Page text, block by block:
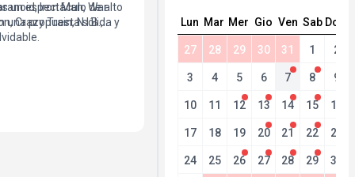
un espectáculo de alto
una propuesta sólida y
Iron Man, War
Crazy Train, N.I.B.,
Lun Mar Mer Gio Ven Sab Dom
27 28 29 30 31 1 2
3 4 5 6 7 8 9
10 11 12 13 14 15 16
17 18 19 20 21 22 23
24 25 26 27 28 29 30